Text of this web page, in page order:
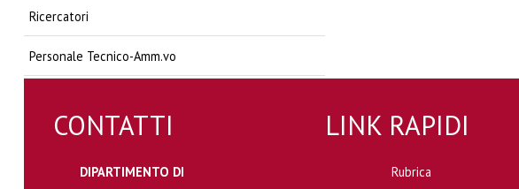
Ricercatori
Personale Tecnico-Amm.vo
CONTATTI
DIPARTIMENTO DI
LINK RAPIDI
Rubrica